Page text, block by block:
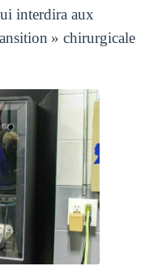
interdira aux
» chirurgicale